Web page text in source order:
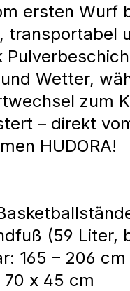
ersten Wurf
transportabel
Wetter,
zum
– direkt
HUDORA!
(59 Liter,
165 – 206 cm
x 45 cm